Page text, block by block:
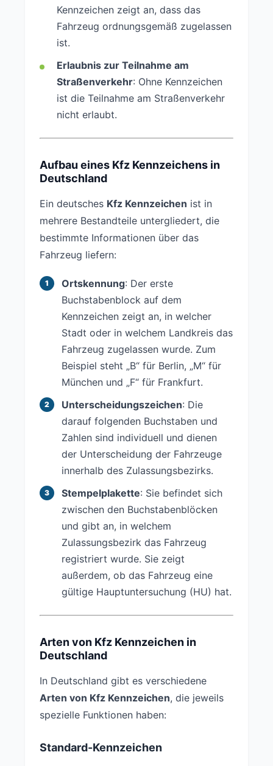
Kennzeichen zeigt an, dass das
Fahrzeug ordnungsgemäß zugelassen
ist.
Erlaubnis zur Teilnahme am
Straßenverkehr: Ohne Kennzeichen
ist die Teilnahme am Straßenverkehr
nicht erlaubt.
Aufbau eines Kfz Kennzeichens in
Deutschland
Ein deutsches Kfz Kennzeichen ist in
mehrere Bestandteile untergliedert, die
bestimmte Informationen über das
Fahrzeug liefern:
Ortskennung: Der erste
Buchstabenblock auf dem
Kennzeichen zeigt an, in welcher
Stadt oder in welchem Landkreis das
Fahrzeug zugelassen wurde. Zum
Beispiel steht „B“ für Berlin, „M“ für
München und „F“ für Frankfurt.
Unterscheidungszeichen: Die
darauf folgenden Buchstaben und
Zahlen sind individuell und dienen
der Unterscheidung der Fahrzeuge
innerhalb des Zulassungsbezirks.
Stempelplakette: Sie befindet sich
zwischen den Buchstabenblöcken
und gibt an, in welchem
Zulassungsbezirk das Fahrzeug
registriert wurde. Sie zeigt
außerdem, ob das Fahrzeug eine
gültige Hauptuntersuchung (HU) hat.
Arten von Kfz Kennzeichen in
Deutschland
In Deutschland gibt es verschiedene
Arten von Kfz Kennzeichen, die jeweils
spezielle Funktionen haben:
Standard-Kennzeichen